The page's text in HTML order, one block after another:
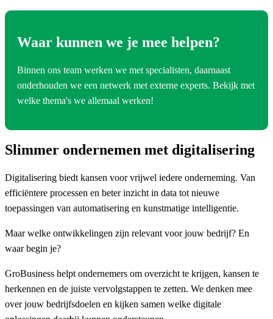
Waar kunnen we je mee helpen?
Binnen ons team werken we met specialisten, daarnaast
onderhouden we een netwerk met externe experts. Bekijk met
welke thema's we allemaal werken!
Slimmer ondernemen met digitalisering
Digitalisering biedt kansen voor vrijwel iedere onderneming. Van
efficiëntere processen en beter inzicht in data tot nieuwe
toepassingen van automatisering en kunstmatige intelligentie.
Maar welke ontwikkelingen zijn relevant voor jouw bedrijf? En
waar begin je?
GroBusiness helpt ondernemers om overzicht te krijgen, kansen te
herkennen en de juiste vervolgstappen te zetten. We denken mee
over jouw bedrijfsdoelen en kijken samen welke digitale